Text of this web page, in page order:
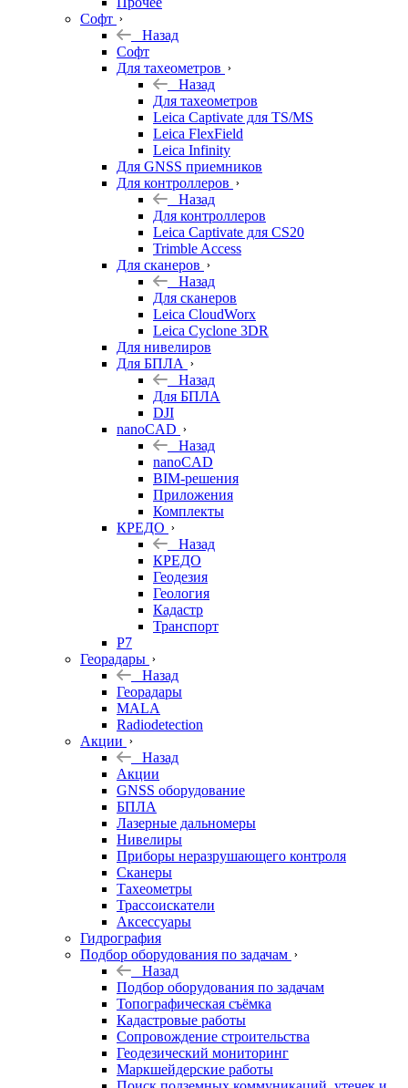
Софт
Назад
Софт
Для тахеометров
Назад
Для тахеометров
Leica Captivate для TS/MS
Leica FlexField
Leica Infinity
Для GNSS приемников
Для контроллеров
Назад
Для контроллеров
Leica Captivate для CS20
Trimble Access
Для сканеров
Назад
Для сканеров
Leica CloudWorx
Leica Cyclone 3DR
Для нивелиров
Для БПЛА
Назад
Для БПЛА
DJI
nanoCAD
Назад
nanoCAD
BIM-решения
Приложения
Комплекты
КРЕДО
Назад
КРЕДО
Геодезия
Геология
Кадастр
Транспорт
Р7
Георадары
Назад
Георадары
MALA
Radiodetection
Акции
Назад
Акции
GNSS оборудование
БПЛА
Лазерные дальномеры
Нивелиры
Приборы неразрушающего контроля
Сканеры
Тахеометры
Трассоискатели
Аксессуары
Гидрография
Подбор оборудования по задачам
Назад
Подбор оборудования по задачам
Топографическая съёмка
Кадастровые работы
Сопровождение строительства
Геодезический мониторинг
Маркшейдерские работы